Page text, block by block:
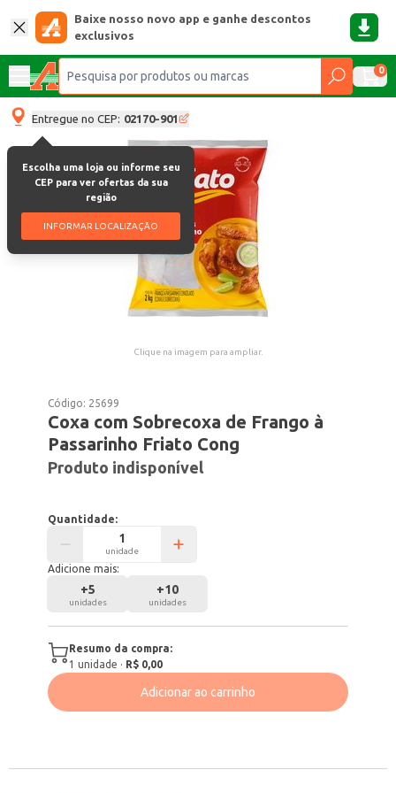
Baixe nosso novo app e ganhe descontos
exclusivos
0
Entregue no CEP: 02170-901
Escolha uma loja ou informe seu
CEP para ver ofertas da sua
região
INFORMAR LOCALIZAÇÃO
Clique na imagem para ampliar.
Código: 25699
Coxa com Sobrecoxa de Frango à
Passarinho Friato Cong
Produto indisponível
Quantidade:
unidade
Adicione mais:
+5
unidades
+10
unidades
Resumo da compra:
1 unidade · R$ 0,00
Adicionar ao carrinho